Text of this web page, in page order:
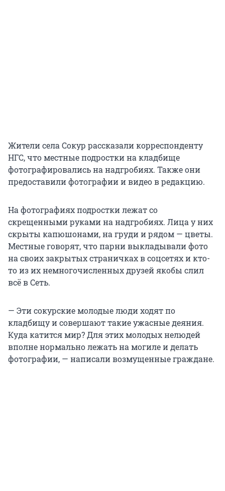
Жители села Сокур рассказали корреспонденту
НГС, что местные подростки на кладбище
фотографировались на надгробиях. Также они
предоставили фотографии и видео в редакцию.
На фотографиях подростки лежат со
скрещенными руками на надгробиях. Лица у них
скрыты капюшонами, на груди и рядом — цветы.
Местные говорят, что парни выкладывали фото
на своих закрытых страничках в соцсетях и кто-
то из их немногочисленных друзей якобы слил
всё в Сеть.
— Эти сокурские молодые люди ходят по
кладбищу и совершают такие ужасные деяния.
Куда катится мир? Для этих молодых нелюдей
вполне нормально лежать на могиле и делать
фотографии, — написали возмущенные граждане.